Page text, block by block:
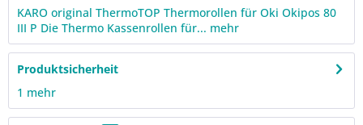
KARO original ThermoTOP Thermorollen für Oki Okipos 80
III P Die Thermo Kassenrollen für... mehr
Produktsicherheit
1 mehr